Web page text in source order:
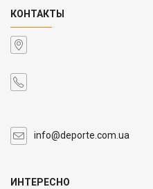
КОНТАКТЫ
info@deporte.com.ua
ИНТЕРЕСНО